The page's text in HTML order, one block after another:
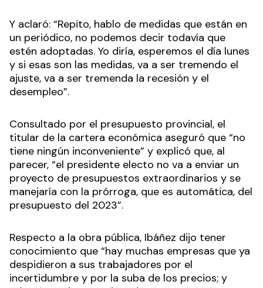
Y aclaró: “Repito, hablo de medidas que están en
un periódico, no podemos decir todavía que
estén adoptadas. Yo diría, esperemos el día lunes
y si esas son las medidas, va a ser tremendo el
ajuste, va a ser tremenda la recesión y el
desempleo”.
Consultado por el presupuesto provincial, el
titular de la cartera económica aseguró que “no
tiene ningún inconveniente” y explicó que, al
parecer, “el presidente electo no va a enviar un
proyecto de presupuestos extraordinarios y se
manejaría con la prórroga, que es automática, del
presupuesto del 2023”.
Respecto a la obra pública, Ibáñez dijo tener
conocimiento que “hay muchas empresas que ya
despidieron a sus trabajadores por el
incertidumbre y por la suba de los precios; y